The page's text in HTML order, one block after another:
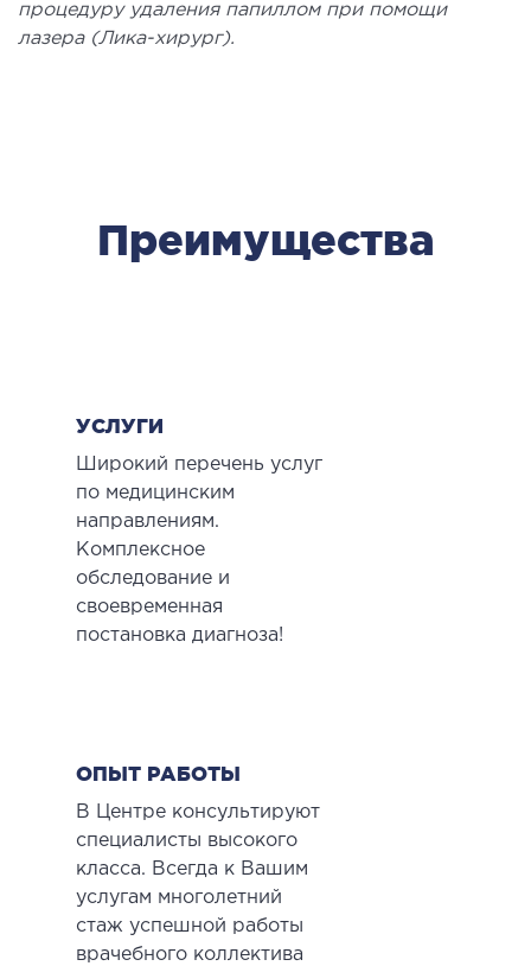
процедуру удаления папиллом при помощи
лазера (Лика-хирург).
Преимущества
УСЛУГИ
Широкий перечень услуг
по медицинским
направлениям.
Комплексное
обследование и
своевременная
постановка диагноза!
ОПЫТ РАБОТЫ
В Центре консультируют
специалисты высокого
класса. Всегда к Вашим
услугам многолетний
стаж успешной работы
врачебного коллектива